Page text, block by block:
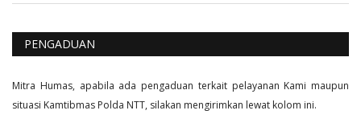
PENGADUAN
Mitra Humas, apabila ada pengaduan terkait pelayanan Kami maupun
situasi Kamtibmas Polda NTT, silakan mengirimkan lewat kolom ini.